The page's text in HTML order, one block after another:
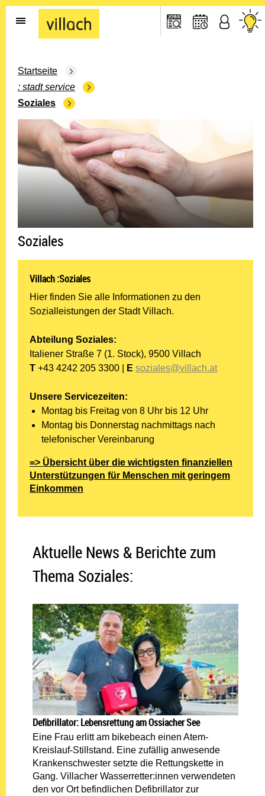
Gehe zur Startseite
Startseite
stadt service
Soziales
Soziales
Villach :Soziales
Hier finden Sie alle Informationen zu den
Sozialleistungen der Stadt Villach.
Abteilung Soziales:
Italiener Straße 7 (1. Stock), 9500 Villach
T +43 4242 205 3300 | E soziales@villach.at
Unsere Servicezeiten:
Montag bis Freitag von 8 Uhr bis 12 Uhr
Montag bis Donnerstag nachmittags nach
telefonischer Vereinbarung
=> Übersicht über die wichtigsten finanziellen
Unterstützungen für Menschen mit geringem
Einkommen
Aktuelle News & Berichte zum
Thema Soziales:
Defibrillator: Lebensrettung am Ossiacher See
Eine Frau erlitt am bikebeach einen Atem-
Kreislauf-Stillstand. Eine zufällig anwesende
Krankenschwester setzte die Rettungskette in
Gang. Villacher Wasserretter:innen verwendeten
den vor Ort befindlichen Defibrillator zur